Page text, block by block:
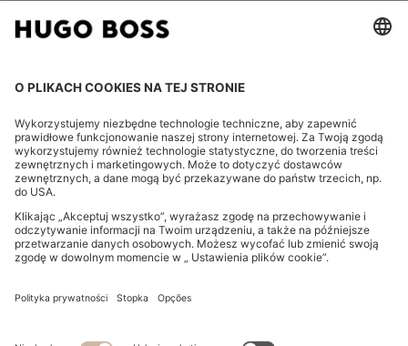
FOLLOW US
CHANGE COUNTRY:
Odstąpienie od umowyInformacje prwane
Oświadczenie o ochronie prywatnościOświadczenie o dostępności
Oświadczenie o ochronie prywatności dot. HUGO BOSS EXPERIENCE